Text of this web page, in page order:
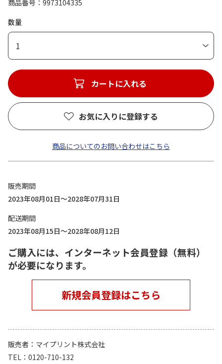
商品番号
9973104335
数量
1
カートに入れる
お気に入りに登録する
商品についてのお問い合わせはこちら
販売期間
2023年08月01日～2028年07月31日
配送期間
2023年08月15日～2028年08月12日
ご購入には、インターネット会員登録（無料）
が必要になります。
新規会員登録はこちら
販売者
マイプリント株式会社
TEL
0120-710-132